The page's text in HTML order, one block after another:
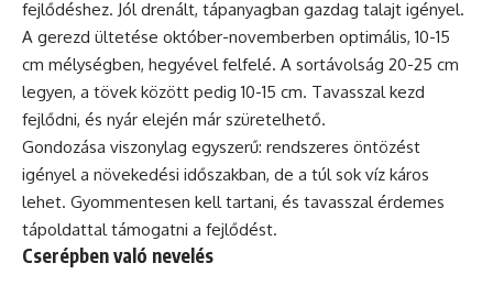
fejlődéshez. Jól drenált, tápanyagban gazdag talajt igényel.
A gerezd ültetése október-novemberben optimális, 10-15
cm mélységben, hegyével felfelé. A sortávolság 20-25 cm
legyen, a tövek között pedig 10-15 cm. Tavasszal kezd
fejlődni, és nyár elején már szüretelhető.
Gondozása viszonylag egyszerű: rendszeres öntözést
igényel a növekedési időszakban, de a túl sok víz káros
lehet. Gyommentesen kell tartani, és tavasszal érdemes
tápoldattal támogatni a fejlődést.
Cserépben való nevelés